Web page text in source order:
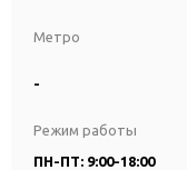
Метро
-
Режим работы
ПН-ПТ: 9:00-18:00